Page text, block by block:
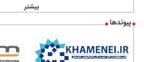
بیشتر
پیوندها